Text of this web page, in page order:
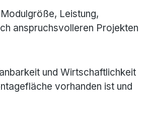
Leistung,
anspruchsvolleren Projekten
und Wirtschaftlichkeit
vorhanden ist und